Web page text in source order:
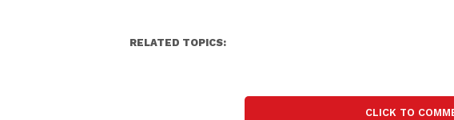
RELATED TOPICS:
CLICK TO